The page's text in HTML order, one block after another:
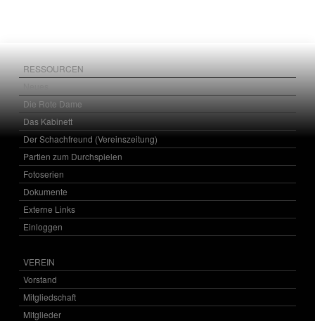
RESSOURCEN
Die Rote Dame
Das Kabinett
Der Schachfreund (Vereinszeitung)
Partien zum Durchspielen
Fotoserien
Dokumente
Externe Links
Einloggen
VEREIN
Vorstand
Mitgliedschaft
Mitglieder